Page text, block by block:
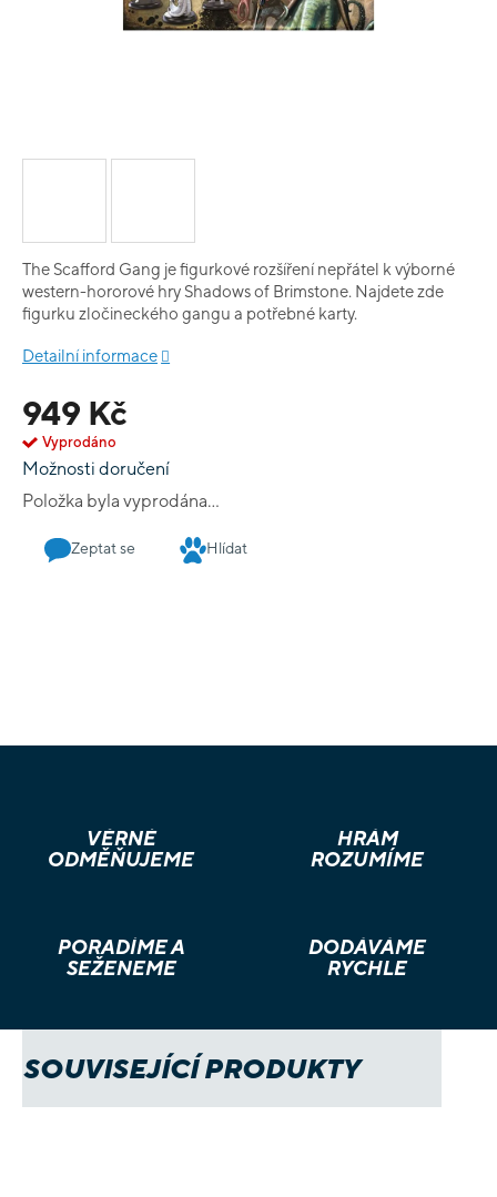
949 Kč
Vyprodáno
Možnosti doručení
Položka byla vyprodána…
The Scafford Gang je figurkové rozšíření nepřátel k výborné
western-hororové hry Shadows of Brimstone. Najdete zde
figurku zločineckého gangu a potřebné karty.
Detailní informace
Zeptat se Hlídat
VĚRNÉ
ODMĚŇUJEME
HRÁM
ROZUMÍME
PORADÍME A
SEŽENEME
DODÁVÁME
RYCHLE
SOUVISEJÍCÍ PRODUKTY